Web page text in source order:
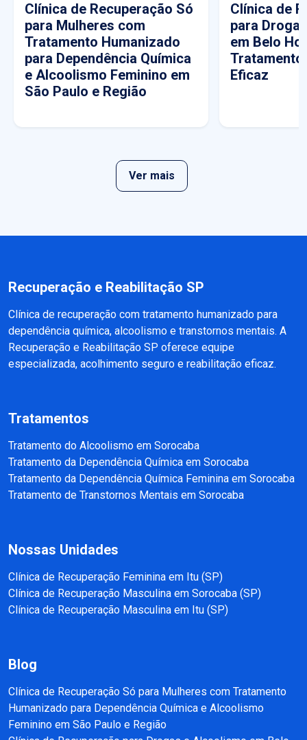
Clínica de Recuperação Só
para Mulheres com
Tratamento Humanizado
para Dependência Química
e Alcoolismo Feminino em
São Paulo e Região
Clínica de
para
em Belo
Tratamento
Eficaz
Ver mais
Recuperação e Reabilitação SP
Clínica de recuperação com tratamento humanizado para
dependência química, alcoolismo e transtornos mentais. A
Recuperação e Reabilitação SP oferece equipe
especializada, acolhimento seguro e reabilitação eficaz.
Tratamentos
Tratamento do Alcoolismo em Sorocaba
Tratamento da Dependência Química em Sorocaba
Tratamento da Dependência Química Feminina em Sorocaba
Tratamento de Transtornos Mentais em Sorocaba
Nossas Unidades
Clínica de Recuperação Feminina em Itu (SP)
Clínica de Recuperação Masculina em Sorocaba (SP)
Clínica de Recuperação Masculina em Itu (SP)
Blog
Clínica de Recuperação Só para Mulheres com Tratamento
Humanizado para Dependência Química e Alcoolismo
Feminino em São Paulo e Região